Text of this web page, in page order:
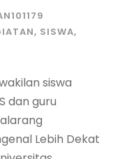
, SISWA,
siswa
dan guru
Lebih Dekat